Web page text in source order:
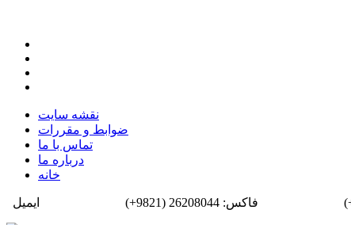
نقشه سایت
ضوابط و مقررات
تماس با ما
درباره ما
خانه
فاکس: 26208044 (9821+)